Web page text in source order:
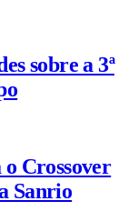
sobre a 3ª
Crossover
Sanrio